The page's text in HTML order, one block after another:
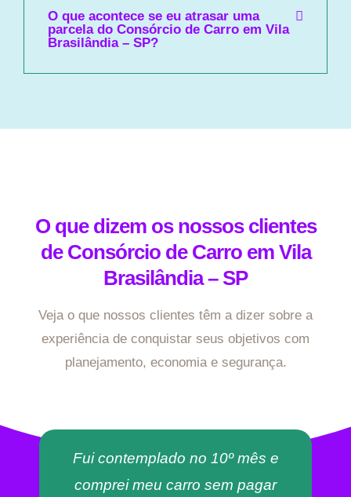
O que acontece se eu atrasar uma
parcela do Consórcio de Carro em Vila
Brasilândia – SP?
O que dizem os nossos clientes
de Consórcio de Carro em Vila
Brasilândia – SP
Veja o que nossos clientes têm a dizer sobre a
experiência de conquistar seus objetivos com
planejamento, economia e segurança.
Fui contemplado no 10º mês e
comprei meu carro sem pagar